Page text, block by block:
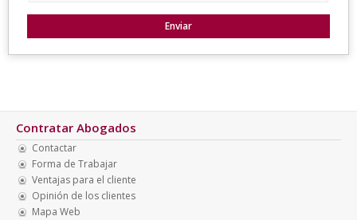
Contratar Abogados
Contactar
Forma de Trabajar
Ventajas para el cliente
Opinión de los clientes
Mapa Web